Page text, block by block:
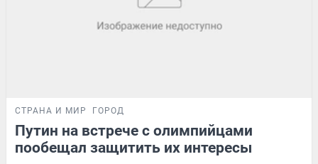
СТРАНА И МИР ГОРОД
Путин на встрече с олимпийцами
пообещал защитить их интересы